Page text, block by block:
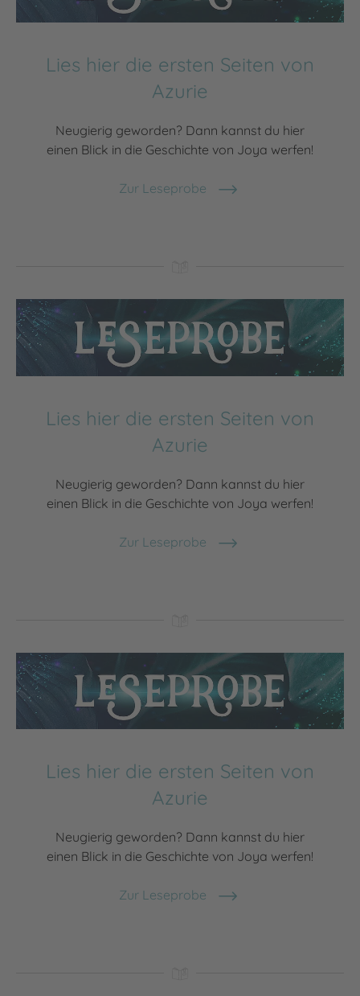
Lies hier die ersten Seiten von
Azurie
Neugierig geworden? Dann kannst du hier
einen Blick in die Geschichte von Joya werfen!
Zur Leseprobe
Lies hier die ersten Seiten von
Azurie
Neugierig geworden? Dann kannst du hier
einen Blick in die Geschichte von Joya werfen!
Zur Leseprobe
Lies hier die ersten Seiten von
Azurie
Neugierig geworden? Dann kannst du hier
einen Blick in die Geschichte von Joya werfen!
Zur Leseprobe